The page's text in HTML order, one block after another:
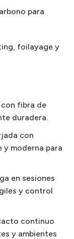
para
foilayage y
fibra de
duradera.
con
y moderna para
en sesiones
y control
continuo
y ambientes